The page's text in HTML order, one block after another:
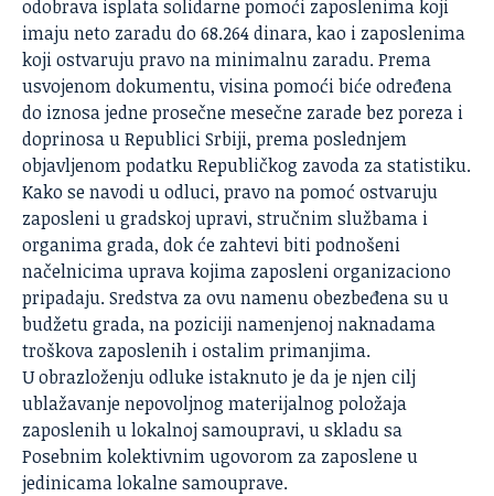
odobrava isplata solidarne pomoći zaposlenima koji
imaju neto zaradu do 68.264 dinara, kao i zaposlenima
koji ostvaruju pravo naminimalnu zaradu. Prema
usvojenom dokumentu, visina pomoći biće određena
do iznosa jedne prosečne mesečne zarade bez poreza i
doprinosa u Republici Srbiji, prema poslednjem
objavljenom podatku Republičkog zavoda za statistiku.
Kako se navodi u odluci, pravo na pomoć ostvaruju
zaposleni u gradskoj upravi, stručnim službama i
organima grada, dok će zahtevi biti podnošeni
načelnicima uprava kojima zaposleni organizaciono
pripadaju. Sredstva za ovu namenu obezbeđena su u
budžetu grada, na poziciji namenjenoj naknadama
troškova zaposlenih i ostalim primanjima.
U obrazloženju odluke istaknuto je da je njen cilj
ublažavanje nepovoljnog materijalnog položaja
zaposlenih u lokalnoj samoupravi, u skladu sa
Posebnim kolektivnim ugovorom za zaposlene u
jedinicama lokalne samouprave.